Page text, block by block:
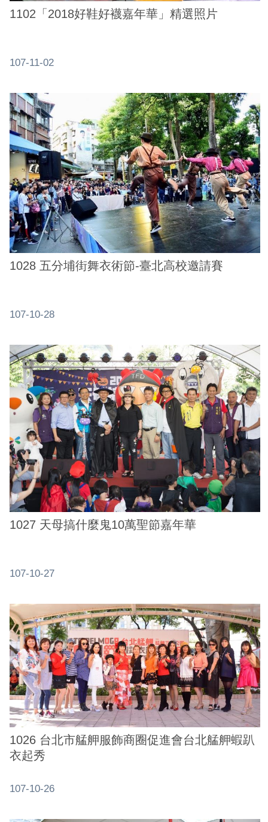
1102「2018好鞋好襪嘉年華」精選照片
107-11-02
1028 五分埔街舞衣術節-臺北高校邀請賽
107-10-28
1027 天母搞什麼鬼10萬聖節嘉年華
107-10-27
1026 台北市艋舺服飾商圈促進會台北艋舺蝦趴
衣起秀
107-10-26